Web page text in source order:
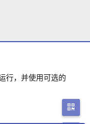
行，并使用可选的